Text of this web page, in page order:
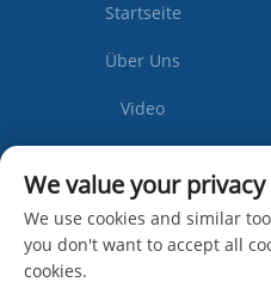
Startseite
Über Uns
Video
We value your privacy
We use cookies and similar
you don't want to accept all
cookies.